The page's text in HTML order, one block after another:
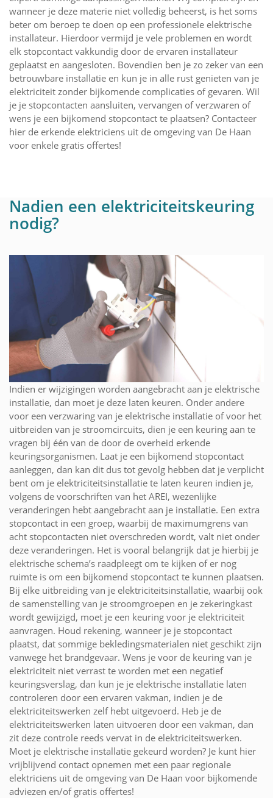
wanneer je deze materie niet volledig beheerst, is het soms
beter om beroep te doen op een professionele elektrische
installateur. Hierdoor vermijd je vele problemen en wordt
elk stopcontact vakkundig door de ervaren installateur
geplaatst en aangesloten. Bovendien ben je zo zeker van een
betrouwbare installatie en kun je in alle rust genieten van je
elektriciteit zonder bijkomende complicaties of gevaren. Wil
je je stopcontacten aansluiten, vervangen of verzwaren of
wens je een bijkomend stopcontact te plaatsen? Contacteer
hier de erkende elektriciens uit de omgeving van De Haan
voor enkele gratis offertes!
Nadien een elektriciteitskeuring
nodig?
Indien er wijzigingen worden aangebracht aan je elektrische
installatie, dan moet je deze laten keuren. Onder andere
voor een verzwaring van je elektrische installatie of voor het
uitbreiden van je stroomcircuits, dien je een keuring aan te
vragen bij één van de door de overheid erkende
keuringsorganismen. Laat je een bijkomend stopcontact
aanleggen, dan kan dit dus tot gevolg hebben dat je verplicht
bent om je elektriciteitsinstallatie te laten keuren indien je,
volgens de voorschriften van het AREI, wezenlijke
veranderingen hebt aangebracht aan je installatie. Een extra
stopcontact in een groep, waarbij de maximumgrens van
acht stopcontacten niet overschreden wordt, valt niet onder
deze veranderingen. Het is vooral belangrijk dat je hierbij je
elektrische schema’s raadpleegt om te kijken of er nog
ruimte is om een bijkomend stopcontact te kunnen plaatsen.
Bij elke uitbreiding van je elektriciteitsinstallatie, waarbij ook
de samenstelling van je stroomgroepen en je zekeringkast
wordt gewijzigd, moet je een keuring voor je elektriciteit
aanvragen. Houd rekening, wanneer je je stopcontact
plaatst, dat sommige bekledingsmaterialen niet geschikt zijn
vanwege het brandgevaar. Wens je voor de keuring van je
elektriciteit niet verrast te worden met een negatief
keuringsverslag, dan kun je je elektrische installatie laten
controleren door een ervaren vakman, indien je de
elektriciteitswerken zelf hebt uitgevoerd. Heb je de
elektriciteitswerken laten uitvoeren door een vakman, dan
zit deze controle reeds vervat in de elektriciteitswerken.
Moet je elektrische installatie gekeurd worden? Je kunt hier
vrijblijvend contact opnemen met een paar regionale
elektriciens uit de omgeving van De Haan voor bijkomende
adviezen en/of gratis offertes!